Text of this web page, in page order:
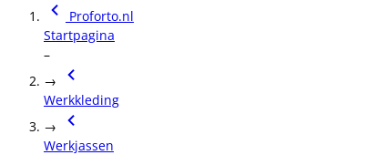
Proforto.nl
Startpagina
–
→
Werkkleding
→
Werkjassen